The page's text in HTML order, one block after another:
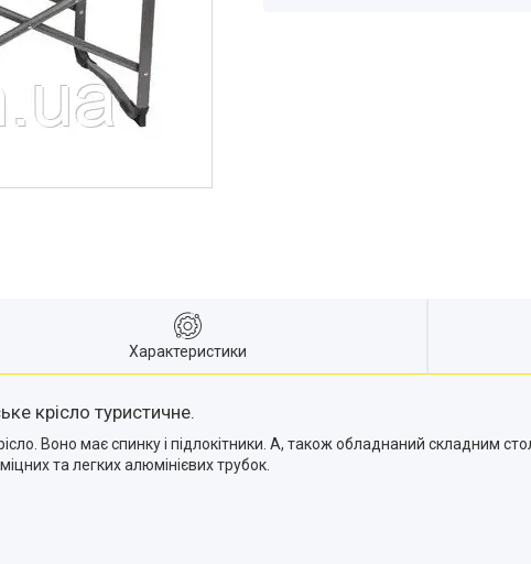
Характеристики
крісло туристичне.
Воно має спинку і підлокітники. А, також обладнаний складним
та легких алюмінієвих трубок.